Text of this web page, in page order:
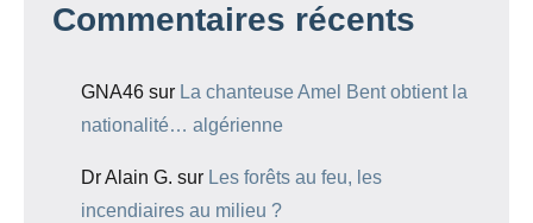
Commentaires récents
GNA46 sur La chanteuse Amel Bent obtient la
nationalité… algérienne
Dr Alain G. sur Les forêts au feu, les
incendiaires au milieu ?